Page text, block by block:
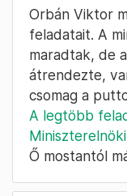
Orbán Viktor
feladatait. A
maradtak, de
átrendezte,
csomag a
A legtöbb
Ő mostantól